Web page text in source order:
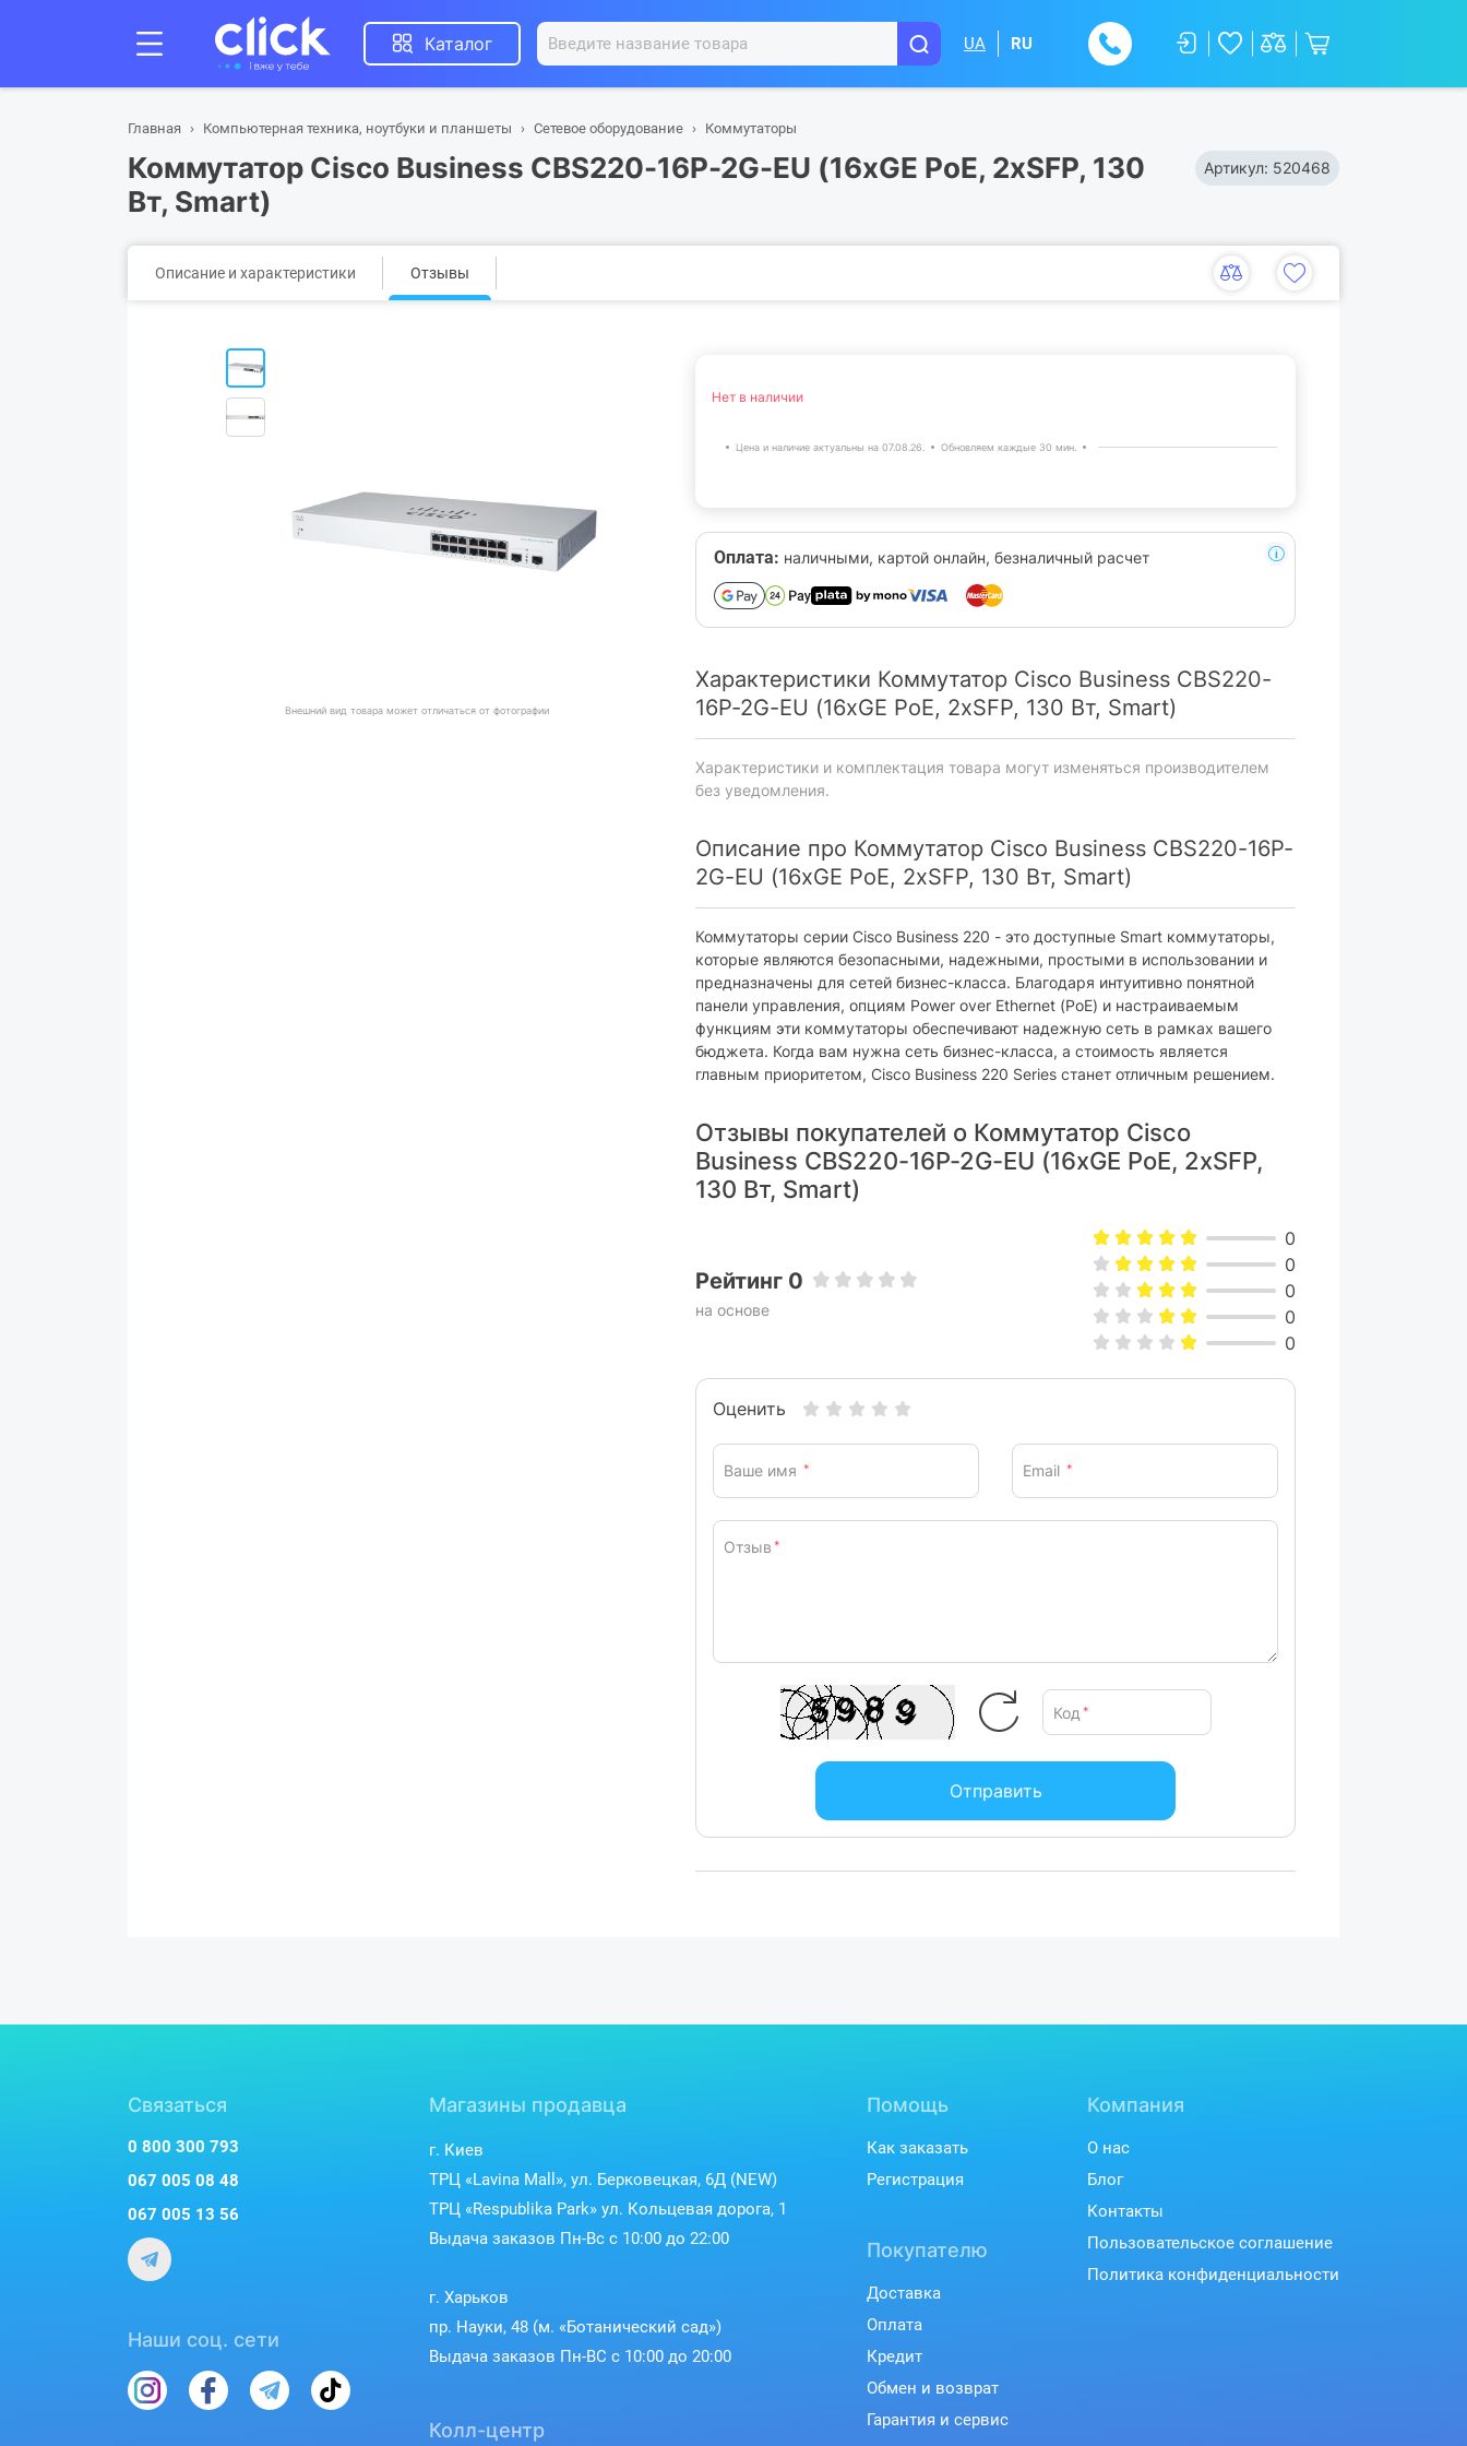
Каталог UA RU
Главная Компьютерная техника, ноутбуки и планшеты Сетевое оборудование Коммутаторы
Коммутатор Cisco Business CBS220-16P-2G-EU (16xGE PoE, 2xSFP, 130
Вт, Smart)
Артикул: 520468
Описание и характеристики Отзывы
Внешний вид товара может отличаться от фотографии
Нет в наличии
Цена и наличие актуальны на 07.08.26. Обновляем каждые 30 мин.
Оплата: наличными, картой онлайн, безналичный расчет
Характеристики Коммутатор Cisco Business CBS220-
16P-2G-EU (16xGE PoE, 2xSFP, 130 Вт, Smart)
Характеристики и комплектация товара могут изменяться производителем
без уведомления.
Описание про Коммутатор Cisco Business CBS220-16P-
2G-EU (16xGE PoE, 2xSFP, 130 Вт, Smart)
Коммутаторы серии Cisco Business 220 - это доступные Smart коммутаторы,
которые являются безопасными, надежными, простыми в использовании и
предназначены для сетей бизнес-класса. Благодаря интуитивно понятной
панели управления, опциям Power over Ethernet (PoE) и настраиваемым
функциям эти коммутаторы обеспечивают надежную сеть в рамках вашего
бюджета. Когда вам нужна сеть бизнес-класса, а стоимость является
главным приоритетом, Cisco Business 220 Series станет отличным решением.
Отзывы покупателей о Коммутатор Cisco
Business CBS220-16P-2G-EU (16xGE PoE, 2xSFP,
130 Вт, Smart)
Рейтинг 0
на основе
0
0
0
0
0
Оценить
Ваше имя * Email *
Отзыв *
Код *
Отправить
Связаться
0 800 300 793
067 005 08 48
067 005 13 56
Наши соц. сети
Магазины продавца
г. Киев
ТРЦ «Lavina Mall», ул. Берковецкая, 6Д (NEW)
ТРЦ «Respublika Park» ул. Кольцевая дорога, 1
Выдача заказов Пн-Вс с 10:00 до 22:00
г. Харьков
пр. Науки, 48 (м. «Ботанический сад»)
Выдача заказов Пн-ВС с 10:00 до 20:00
Колл-центр
Помощь
Как заказать
Регистрация
Покупателю
Доставка
Оплата
Кредит
Обмен и возврат
Гарантия и сервис
Компания
О нас
Блог
Контакты
Пользовательское соглашение
Политика конфиденциальности